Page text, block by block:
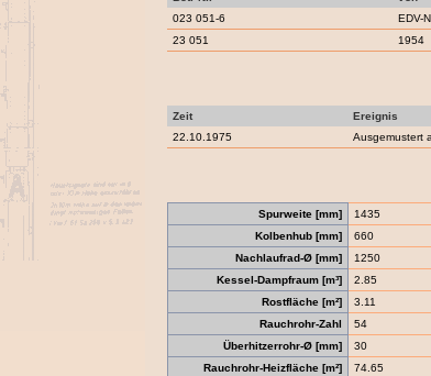
023 051-6
EDV-
23 051
1954
Zeit
Ereignis
22.10.1975
Ausgemustert
Spurweite [mm] 1435
Kolbenhub [mm]
660
Nachlaufrad-Ø [mm]
1250
Kessel-Dampfraum [m³]
2.85
Rostfläche [m²]
3.11
Rauchrohr-Zahl
54
Überhitzerrohr-Ø [mm]
30
Rauchrohr-Heizfläche [m²]
74.65